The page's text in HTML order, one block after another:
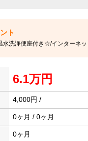
水洗浄便座付き☆/インターネッ
6.1万円
4,000円 /
0ヶ月 / 0ヶ月
0ヶ月